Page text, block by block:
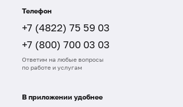
Телефон
+7 (4822) 75 59 03
+7 (800) 700 03 03
Ответим на любые вопросы
по работе и услугам
В приложении удобнее